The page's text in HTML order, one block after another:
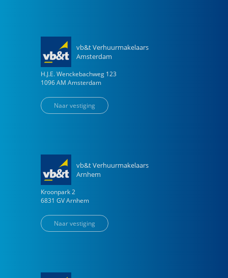
vb&t Verhuurmakelaars
Amsterdam
H.J.E. Wenckebachweg 123
1096 AM Amsterdam
Naar vestiging
vb&t Verhuurmakelaars
Arnhem
Kroonpark 2
6831 GV Arnhem
Naar vestiging